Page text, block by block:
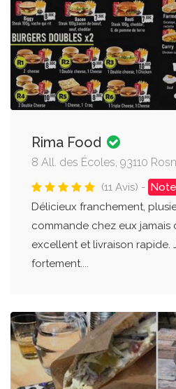
Rima Food
8 All. des Écoles, 93110
(11 Avis) -
Délicieux franchement,
commande chez eux jamais
excellent et livraison rapide.
fortement....